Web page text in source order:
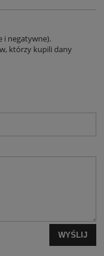
i negatywne).
którzy kupili dany
WYŚLIJ